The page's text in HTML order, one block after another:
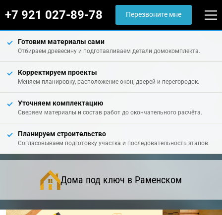
+7 921 027-89-78 Перезвоните мне
Готовим материалы сами
Отбираем древесину и подготавливаем детали домокомплекта.
Корректируем проекты
Меняем планировку, расположение окон, дверей и перегородок.
Уточняем комплектацию
Сверяем материалы и состав работ до окончательного расчёта.
Планируем строительство
Согласовываем подготовку участка и последовательность этапов.
Дома под ключ в Раменском